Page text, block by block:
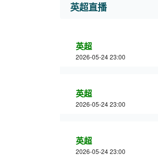
英超直播
英超
2026-05-24 23:00
英超
2026-05-24 23:00
英超
2026-05-24 23:00